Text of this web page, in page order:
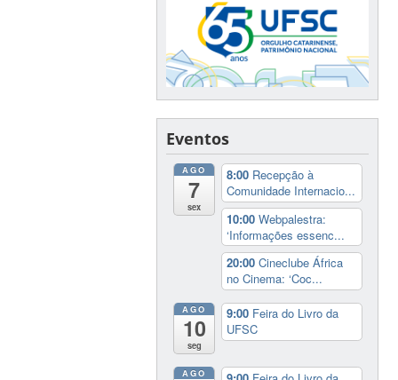
Eventos
AGO
7
sex
8:00 Recepção à
Comunidade Internacio...
10:00Webpalestra:
‘Informações essenc...
20:00Cineclube África
no Cinema: ‘Coc...
AGO
10
seg
9:00 Feira do Livro da
UFSC
AGO